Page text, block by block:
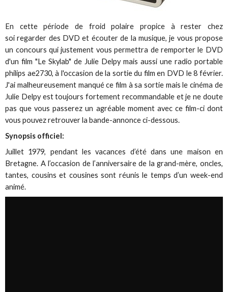
En cette période de froid polaire propice à rester chez
soi regarder des DVD et écouter de la musique, je vous propose
un concours qui justement vous permettra de remporter le DVD
d'un film "Le Skylab" de Julie Delpy mais aussi une radio portable
philips ae2730, à l'occasion de la sortie du film en DVD le 8 février.
J'ai malheureusement manqué ce film à sa sortie mais le cinéma de
Julie Delpy est toujours fortement recommandable et je ne doute
pas que vous passerez un agréable moment avec ce film-ci dont
vous pouvez retrouver la bande-annonce ci-dessous.
Synopsis officiel:
Juillet 1979, pendant les vacances d’été dans une maison en
Bretagne. A l’occasion de l’anniversaire de la grand-mère, oncles,
tantes, cousins et cousines sont réunis le temps d’un week-end
animé.